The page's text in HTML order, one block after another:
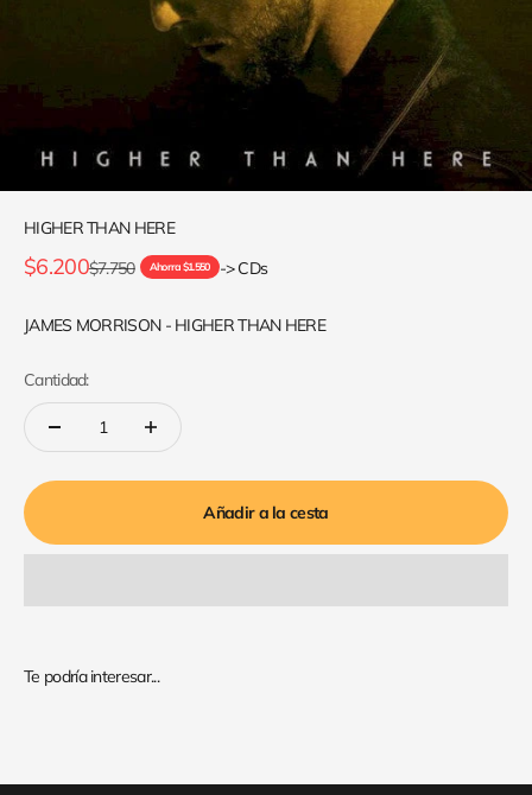
HIGHER THAN HERE
Precio de oferta
$6.200Precio normal
$7.750 Ahorra $1.550 -> CDs
JAMES MORRISON - HIGHER THAN HERE
Cantidad:
Añadir a la cesta